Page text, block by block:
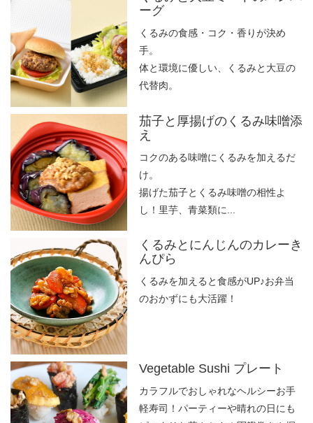
ーグ
くるみの食感・コク・香りが決め
手。
体と環境に優しい、くるみと大豆の
代替肉。
茄子と厚揚げのくるみ味噌添
え
コクのある味噌にくるみを加えるだ
け。
揚げた茄子とくるみ味噌の相性よ
し！里芋、青菜類に...
くるみとにんじんのカレーき
んぴら
くるみを加えると食感がUP♪お弁当
のおかずにも大活躍！
Vegetable Sushi プレート
カラフルでおしゃれなヘルシーお手
軽寿司！パーティーや晴れの日にも